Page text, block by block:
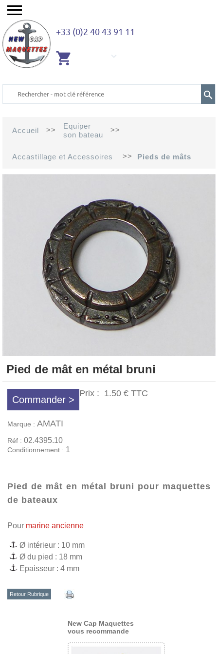
+33 (0)2 40 43 91 11
Accueil >>
Equiper
son bateau
>>
Accastillage et Accessoires >> Pieds de mâts
Pied de mât en métal bruni
Commander >
Prix : 1.50 € TTC
Marque : AMATI
Réf : 02.4395.10
Conditionnement : 1
Pied de mât en métal bruni pour maquettes
de bateaux
Pour marine ancienne
Ø intérieur : 10 mm
Ø du pied : 18 mm
Epaisseur : 4 mm
Retour Rubrique
New Cap Maquettes
vous recommande